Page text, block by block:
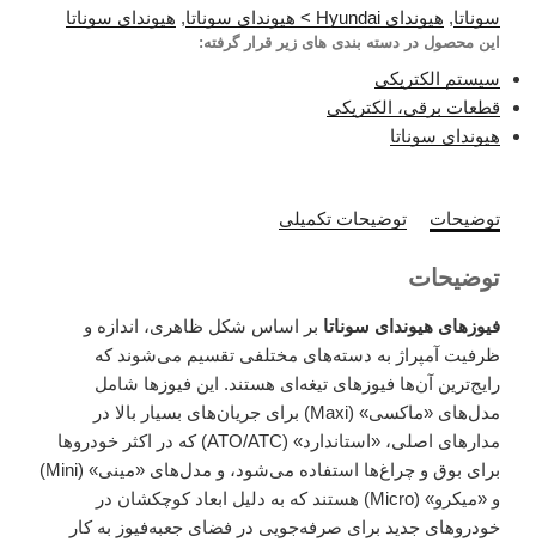
سوناتا, هیوندای Hyundai > هیوندای سوناتا , هیوندای سوناتا
این محصول در دسته بندی های زیر قرار گرفته:
سیستم الکتریکی
قطعات برقی، الکتریکی
هیوندای سوناتا
توضیحات توضیحات تکمیلی
توضیحات
فیوزهای هیوندای سوناتا بر اساس شکل ظاهری، اندازه و
ظرفیت آمپراژ به دسته‌های مختلفی تقسیم می‌شوند که
رایج‌ترین آن‌ها فیوزهای تیغه‌ای هستند. این فیوزها شامل
مدل‌های «ماکسی» (Maxi) برای جریان‌های بسیار بالا در
مدارهای اصلی، «استاندارد» (ATO/ATC) که در اکثر خودروها
برای بوق و چراغ‌ها استفاده می‌شود، و مدل‌های «مینی» (Mini)
و «میکرو» (Micro) هستند که به دلیل ابعاد کوچکشان در
خودروهای جدید برای صرفه‌جویی در فضای جعبه‌فیوز به کار